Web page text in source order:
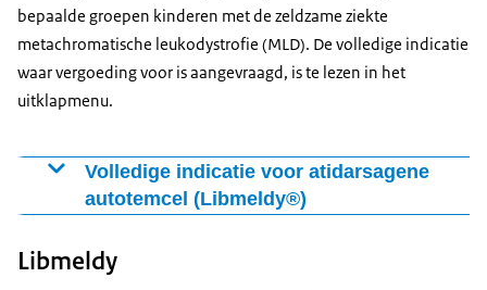
bepaalde groepen kinderen met de zeldzame ziekte
metachromatische leukodystrofie (MLD). De volledige indicatie
waar vergoeding voor is aangevraagd, is te lezen in het
uitklapmenu.
Volledige indicatie voor atidarsagene
autotemcel (Libmeldy®)
van MLD gekenmerkt door bi-allelische mutaties in het
Libmeldy